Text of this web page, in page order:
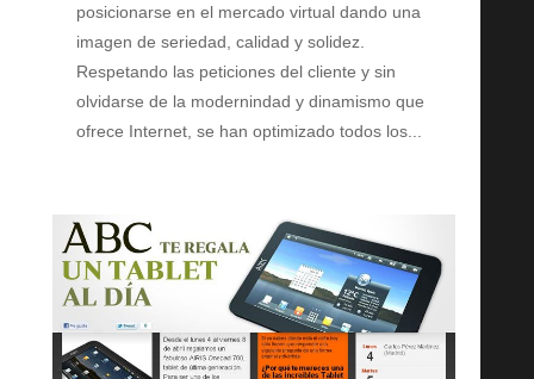
posicionarse en el mercado virtual dando una
imagen de seriedad, calidad y solidez.
Respetando las peticiones del cliente y sin
olvidarse de la modernindad y dinamismo que
ofrece Internet, se han optimizado todos los...